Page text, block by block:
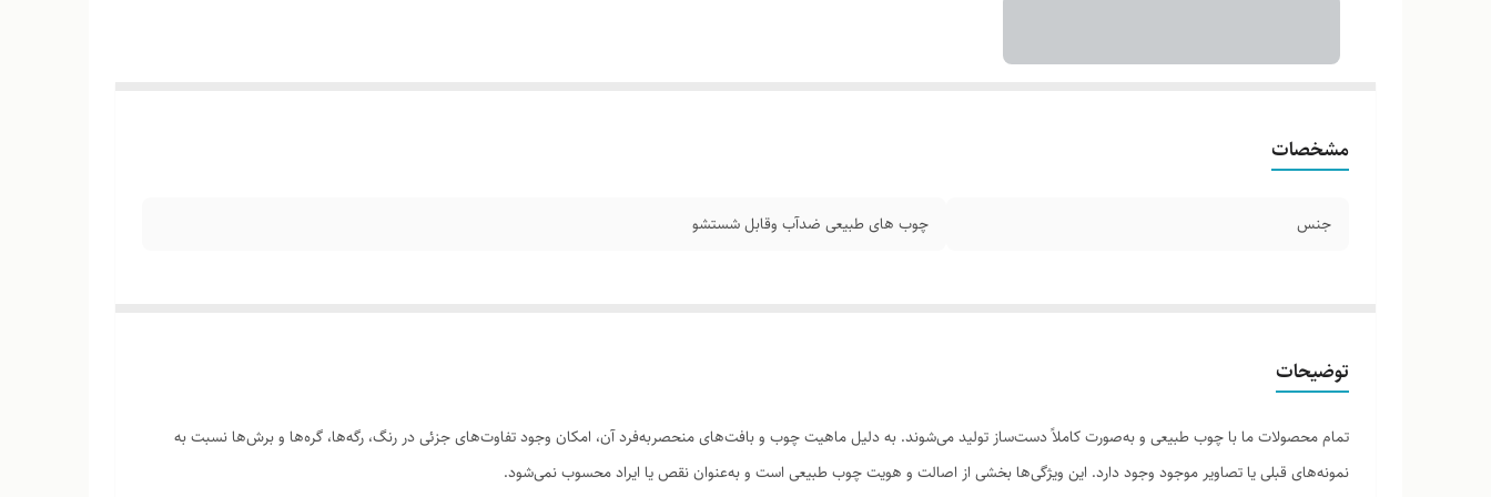
مشخصات
جنس چوب های طبیعی ضدآب وقابل شستشو
توضیحات
تمام محصولات ما با چوب طبیعی و به‌صورت کاملاً دست‌ساز تولید می‌شوند. به دلیل ماهیت چوب و بافت‌های منحصر‌به‌فرد آن، امکان وجود تفاوت‌های جزئی در رنگ، رگه‌ها، گره‌ها و برش‌ها نسبت به
نمونه‌های قبلی یا تصاویر موجود وجود دارد. این ویژگی‌ها بخشی از اصالت و هویت چوب طبیعی است و به‌عنوان نقص یا ایراد محسوب نمی‌شود.